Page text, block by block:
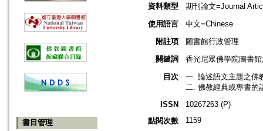
書目管理
資料類型
期刊論文=Journal
使用語言
中文=Chinese
附註項
圖書館行政管理
關鍵詞
香光尼眾佛學院圖書
目次
一. 論述語文主題之佛
二. 佛教經典或專書的
ISSN
10267263 (P)
點閱次數
1159